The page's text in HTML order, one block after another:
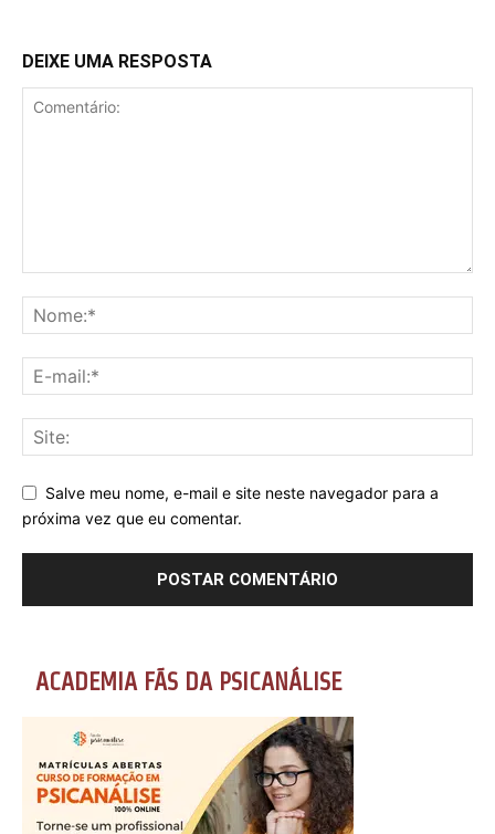
DEIXE UMA RESPOSTA
Salve meu nome, e-mail e site neste navegador para a
próxima vez que eu comentar.
ACADEMIA FÃS DA PSICANÁLISE